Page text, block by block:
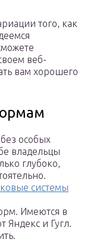
того, как
веб-
вам хорошего
особых
владельцы
глубоко,
системы
Имеются в
Яндекс и Гугл.